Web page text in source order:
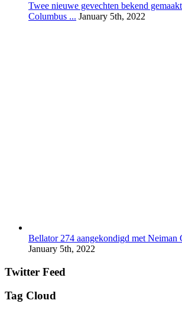
Twee nieuwe gevechten bekend
Columbus ... January 5th, 2022
Bellator 274 aangekondigd met Neiman
January 5th, 2022
Twitter Feed
Tag Cloud